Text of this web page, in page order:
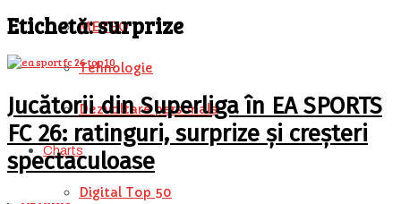
METEO
Tehnologie
Dezvoltare personala
Charts
Digital Top 50
Etichetă:surprize
Jucătorii din Superliga în EA SPORTS
FC 26: ratinguri, surprize și creșteri
spectaculoase